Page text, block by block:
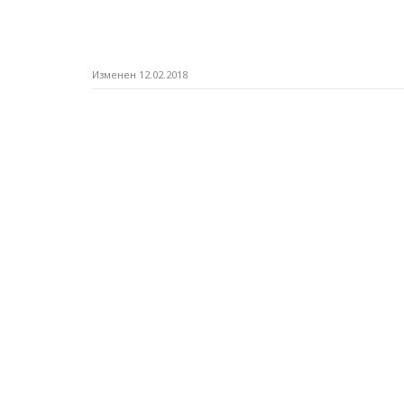
Изменен 12.02.2018